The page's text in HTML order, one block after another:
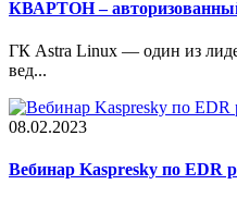
КВАРТОН –
ГК Astra Linux — один из
вед...
08.02.2023
Вебинар Kaspresky по EDR